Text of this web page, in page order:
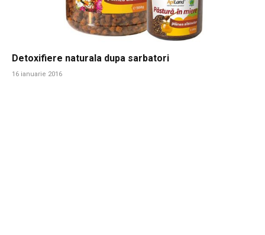
Detoxifiere naturala dupa sarbatori
16 ianuarie 2016